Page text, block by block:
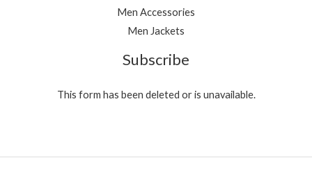
Men Accessories
Men Jackets
Subscribe
This form has been deleted or is unavailable.